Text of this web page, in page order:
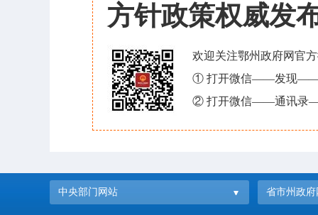
方针政策权威发
欢迎关注鄂州政府网官
① 打开微信——发现——
② 打开微信——通讯录
中央部门网站 省市州政府